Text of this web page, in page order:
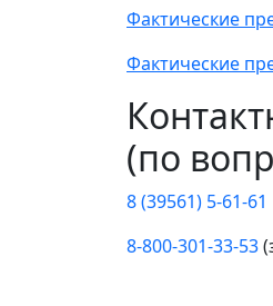
Фактические
Фактические
(по
8 (39561) 5-61-61
8-800-301-33-53